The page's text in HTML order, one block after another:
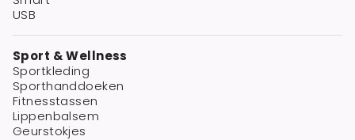
USB
Sport & Wellness
Sportkleding
Sporthanddoeken
Fitnesstassen
Lippenbalsem
Geurstokjes